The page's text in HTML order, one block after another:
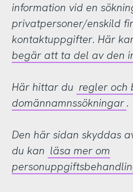
information vid en
privatpersoner/enskild
kontaktuppgifter. Här
begär att ta del av den
Här hittar du regler och
domännamnssökningar .
Den här sidan skyddas
du kan läsa mer om